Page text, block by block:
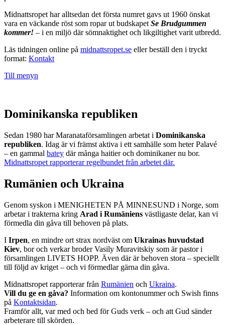
Midnattsropet har alltsedan det första numret gavs ut 1960 önskat
vara en väckande röst som ropar ut budskapet Se Brudgummen
kommer! – i en miljö där sömnaktighet och likgiltighet varit utbredd.
Läs tidningen online på midnattsropet.se eller beställ den i tryckt
format: Kontakt
Till menyn
Dominikanska republiken
Sedan 1980 har Maranataförsamlingen arbetat i Dominikanska
republiken. Idag är vi främst aktiva i ett samhälle som heter Palavé
– en gammal batey där många haitier och dominikaner nu bor.
Midnattsropet rapporterar regelbundet från arbetet där.
Rumänien och Ukraina
Genom syskon i MENIGHETEN PÅ MINNESUND i Norge, som
arbetar i trakterna kring Arad i Rumäniens västligaste delar, kan vi
förmedla din gåva till behoven på plats.
I Irpen, en mindre ort strax nordväst om Ukrainas huvudstad
Kiev, bor och verkar broder Vasily Muravitskiy som är pastor i
församlingen LIVETS HOPP. Även där är behoven stora – speciellt
till följd av kriget – och vi förmedlar gärna din gåva.
Midnattsropet rapporterar från Rumänien och Ukraina.
Vill du ge en gåva? Information om kontonummer och Swish finns
på Kontaktsidan.
Framför allt, var med och bed för Guds verk – och att Gud sänder
arbeterare till skörden.